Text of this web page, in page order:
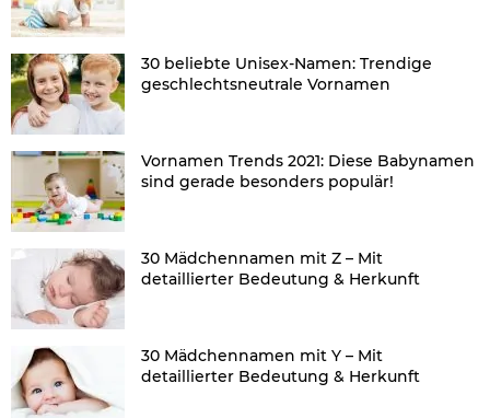
30 beliebte Unisex-Namen: Trendige
geschlechtsneutrale Vornamen
Vornamen Trends 2021: Diese Babynamen
sind gerade besonders populär!
30 Mädchennamen mit Z – Mit
detaillierter Bedeutung & Herkunft
30 Mädchennamen mit Y – Mit
detaillierter Bedeutung & Herkunft